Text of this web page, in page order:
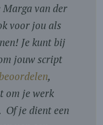
Marga van der
voor jou als
Je kunt bij
jouw script
beoordelen,
om je werk
Of je dient een